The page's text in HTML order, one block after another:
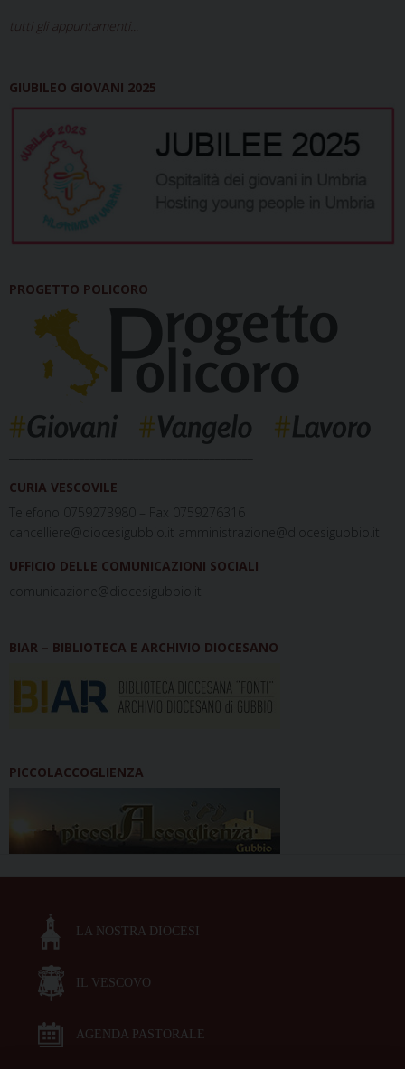
tutti gli appuntamenti...
GIUBILEO GIOVANI 2025
PROGETTO POLICORO
CURIA VESCOVILE
Telefono 0759273980 – Fax 0759276316
cancelliere@diocesigubbio.it amministrazione@diocesigubbio.it
UFFICIO DELLE COMUNICAZIONI SOCIALI
comunicazione@diocesigubbio.it
BIAR – BIBLIOTECA E ARCHIVIO DIOCESANO
PICCOLACCOGLIENZA
LA NOSTRA DIOCESI
IL VESCOVO
AGENDA PASTORALE